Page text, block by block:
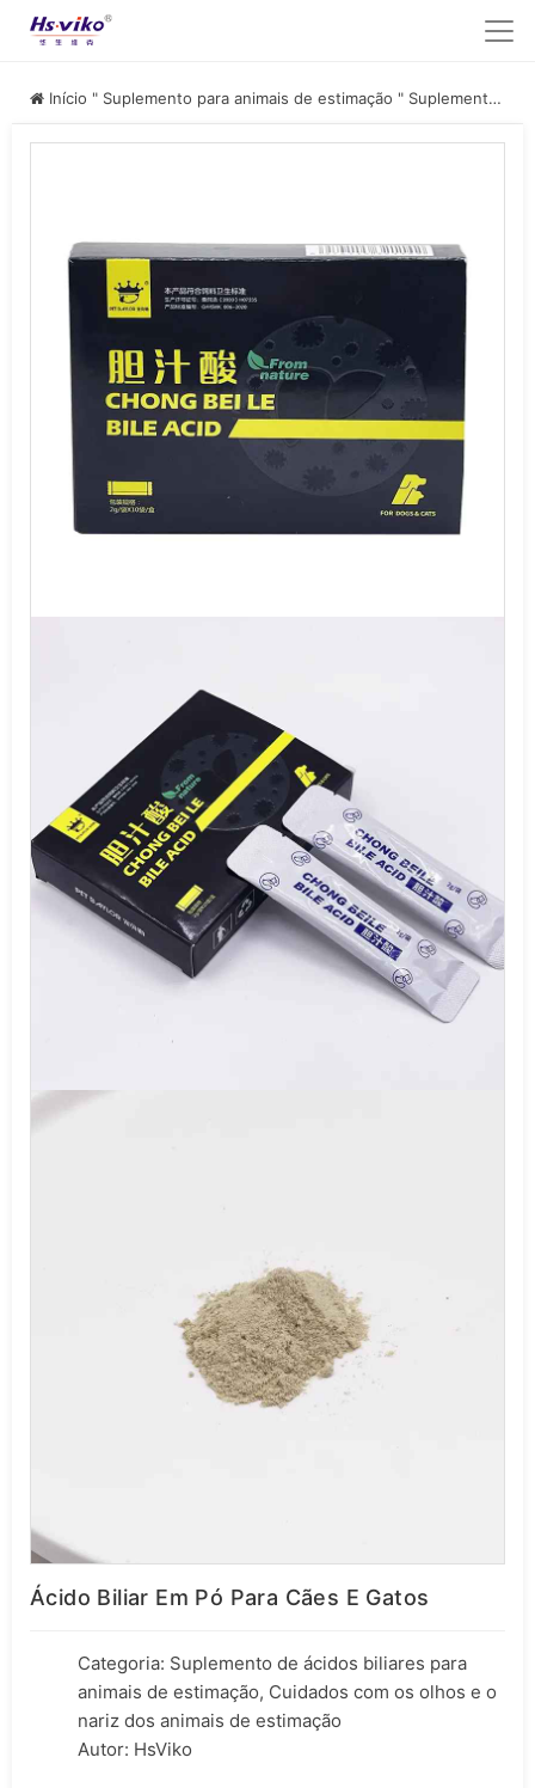
Início " Suplemento para animais de estimação " Suplemento de ácidos biliares para animais de estimação
Ácido Biliar Em Pó Para Cães E Gatos
Categoria: Suplemento de ácidos biliares para
animais de estimação, Cuidados com os olhos e o
nariz dos animais de estimação
Autor: HsViko